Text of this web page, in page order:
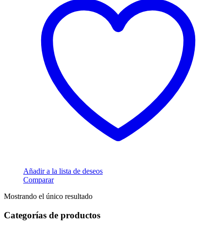
Añadir a la lista de deseos
Comparar
Mostrando el único resultado
Categorías de productos